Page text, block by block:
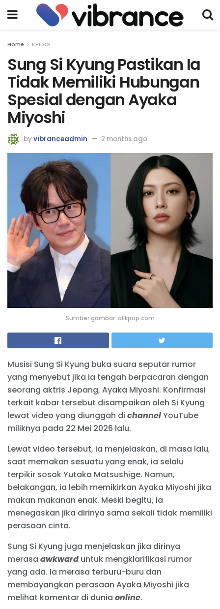
Home K-IDOL
Sung Si Kyung Pastikan Ia
Tidak Memiliki Hubungan
Spesial dengan Ayaka
Miyoshi
byvibranceadmin 2 months ago
Sumber gambar: allkpop.com
Musisi Sung Si Kyung buka suara seputar rumor
yang menyebut jika ia tengah berpacaran dengan
seorang aktris Jepang, Ayaka Miyoshi. Konfirmasi
terkait kabar tersebut disampaikan oleh Si Kyung
lewat video yang diunggah di channelYouTube
miliknya pada 22 Mei 2026 lalu.
Lewat video tersebut, ia menjelaskan, di masa lalu,
saat memakan sesuatu yang enak, ia selalu
terpikir sosok Yutaka Matsushige. Namun,
belakangan, ia lebih memikirkan Ayaka Miyoshi jika
makan makanan enak. Meski begitu, ia
menegaskan jika dirinya sama sekali tidak memiliki
perasaan cinta.
Sung Si Kyung juga menjelaskan jika dirinya
merasa awkward untuk mengklarifikasi rumor
yang ada. Ia merasa terburu-buru dan
membayangkan perasaan Ayaka Miyoshi jika
melihat komentar di dunia online.